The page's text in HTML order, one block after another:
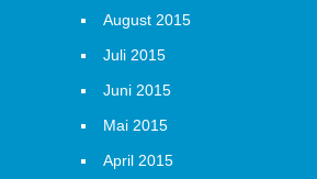
August 2015
Juli 2015
Juni 2015
Mai 2015
April 2015